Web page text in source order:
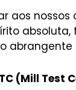
aos nossos
absoluta,
abrangente
(Mill Test